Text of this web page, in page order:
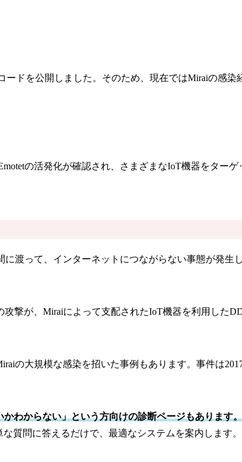
ードを公開しました。そのため、現在ではMiraiの感
の活発化が確認され、さまざまなIoT機器をター
渡って、インターネットにつながらない事態が発生
撃が、Miraiによって支配されたIoT機器を利用した
の大規模な感染を招いた事例もあります。事件は
わからない」という方向けの診断ページもあります。
質問に答えるだけで、最適なシステムを案内します。